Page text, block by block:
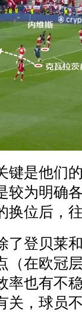
键是他们
较为明确
换位后，
了登贝莱
（在欧冠
率也有不
关，球员